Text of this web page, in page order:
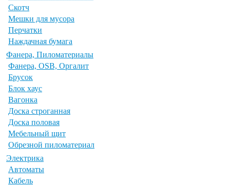
Скотч
Мешки для мусора
Перчатки
Наждачная бумага
Фанера, Пиломатериалы
Фанера, OSB, Оргалит
Брусок
Блок хаус
Вагонка
Доска строганная
Доска половая
Мебельный щит
Обрезной пиломатериал
Электрика
Автоматы
Кабель